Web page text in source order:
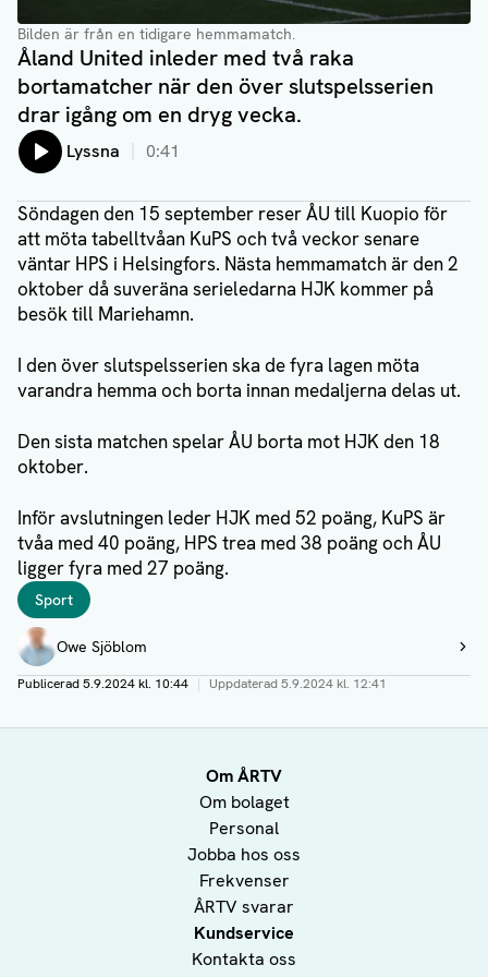
Bilden är från en tidigare hemmamatch.
Åland United inleder med två raka
bortamatcher när den över slutspelsserien
drar igång om en dryg vecka.
Lyssna 0:41
Söndagen den 15 september reser ÅU till Kuopio för
att möta tabelltvåan KuPS och två veckor senare
väntar HPS i Helsingfors. Nästa hemmamatch är den 2
oktober då suveräna serieledarna HJK kommer på
besök till Mariehamn.
I den över slutspelsserien ska de fyra lagen möta
varandra hemma och borta innan medaljerna delas ut.
Den sista matchen spelar ÅU borta mot HJK den 18
oktober.
Inför avslutningen leder HJK med 52 poäng, KuPS är
tvåa med 40 poäng, HPS trea med 38 poäng och ÅU
ligger fyra med 27 poäng.
Taggar
Sport
Författare
Owe Sjöblom
Visa profil
Publicerad5.9.2024 kl. 10:44 | Uppdaterad5.9.2024 kl. 12:41
Om ÅRTV
Om bolaget
Personal
Jobba hos oss
Frekvenser
ÅRTV svarar
Kundservice
Kontakta oss